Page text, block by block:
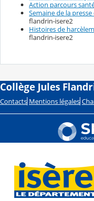
Action parcours
Semaine de la
flandrin-isere2
Histoires de
flandrin-isere2
Collège Jules
Contacts Mentions légales